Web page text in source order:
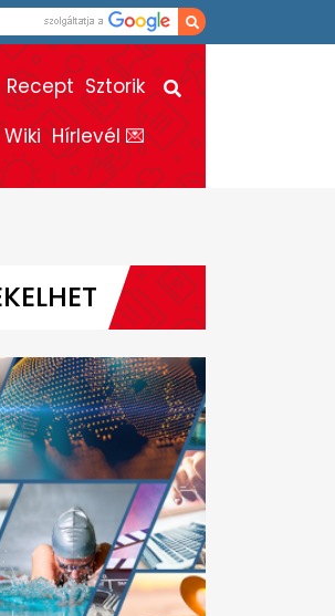
Recept Sztorik
Wiki Hírlevél 💌